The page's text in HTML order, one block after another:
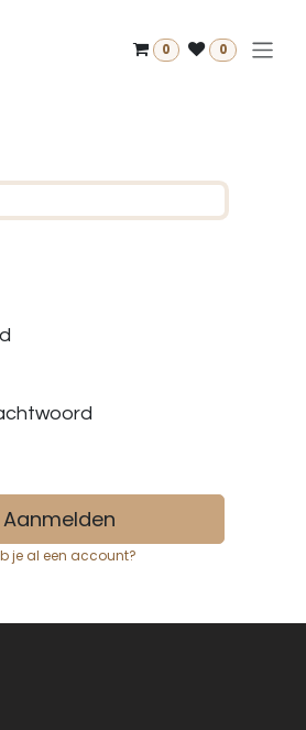
0 0
Aanmelden
je al een account?